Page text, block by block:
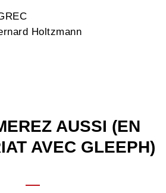
Holtzmann
AUSSI (EN
AVEC GLEEPH)